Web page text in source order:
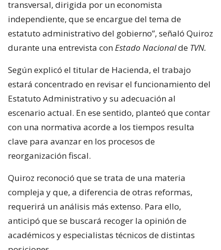
transversal, dirigida por un economista
independiente, que se encargue del tema de
estatuto administrativo del gobierno”, señaló Quiroz
durante una entrevista conEstado Nacionalde TVN.
Según explicó el titular de Hacienda, el trabajo
estará concentrado en revisar el funcionamiento del
Estatuto Administrativo y su adecuación al
escenario actual. En ese sentido, planteó que contar
con una normativa acorde a los tiempos resulta
clave para avanzar en los procesos de
reorganización fiscal.
Quiroz reconoció que se trata de una materia
compleja y que, a diferencia de otras reformas,
requerirá un análisis más extenso. Para ello,
anticipó que se buscará recoger la opinión de
académicos y especialistas técnicos de distintas